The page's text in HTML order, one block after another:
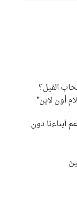
الفيل؟
أون لاين”
أبناءنا دون